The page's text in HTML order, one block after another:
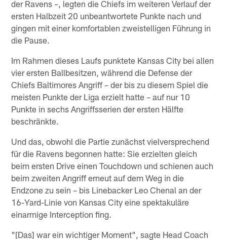
der Ravens –, legten die Chiefs im weiteren Verlauf der
ersten Halbzeit 20 unbeantwortete Punkte nach und
gingen mit einer komfortablen zweistelligen Führung in
die Pause.
Im Rahmen dieses Laufs punktete Kansas City bei allen
vier ersten Ballbesitzen, während die Defense der
Chiefs Baltimores Angriff – der bis zu diesem Spiel die
meisten Punkte der Liga erzielt hatte – auf nur 10
Punkte in sechs Angriffsserien der ersten Hälfte
beschränkte.
Und das, obwohl die Partie zunächst vielversprechend
für die Ravens begonnen hatte: Sie erzielten gleich
beim ersten Drive einen Touchdown und schienen auch
beim zweiten Angriff erneut auf dem Weg in die
Endzone zu sein – bis Linebacker Leo Chenal an der
16-Yard-Linie von Kansas City eine spektakuläre
einarmige Interception fing.
"[Das] war ein wichtiger Moment", sagte Head Coach